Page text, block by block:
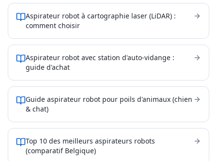
Aspirateur robot à cartographie laser (LiDAR) :
comment choisir
Aspirateur robot avec station d'auto-vidange :
guide d'achat
Guide aspirateur robot pour poils d'animaux (chien
& chat)
Top 10 des meilleurs aspirateurs robots
(comparatif Belgique)